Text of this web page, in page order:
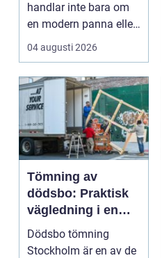
handlar inte bara om
en modern panna eller
värmepump. Utan rätt
04 augusti 2026
Tömning av
dödsbo: Praktisk
vägledning i en
känslig situation
Dödsbo tömning
Stockholm är en av de